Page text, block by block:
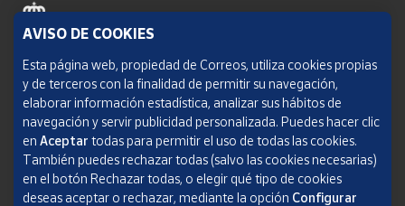
Política de cookies
Aviso legal
Condiciones del servicio
Política de Privacidad Web
AVISO DE COOKIES
Esta página web, propiedad de Correos, utiliza cookies propias
y de terceros con la finalidad de permitir su navegación,
elaborar información estadística, analizar sus hábitos de
navegación y servir publicidad personalizada. Puedes hacer clic
en Aceptar todas para permitir el uso de todas las cookies.
También puedes rechazar todas (salvo las cookies necesarias)
en el botón Rechazar todas, o elegir qué tipo de cookies
deseas aceptar o rechazar, mediante la opción Configurar